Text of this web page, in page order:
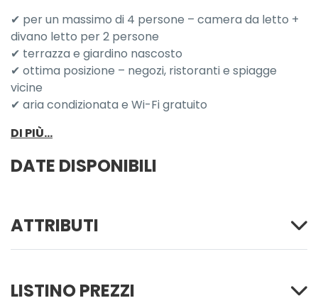
✔ per un massimo di 4 persone – camera da letto +
divano letto per 2 persone
✔ terrazza e giardino nascosto
✔ ottima posizione – negozi, ristoranti e spiagge
vicine
✔ aria condizionata e Wi-Fi gratuito
DI PIÙ...
DATE DISPONIBILI
ATTRIBUTI
LISTINO PREZZI